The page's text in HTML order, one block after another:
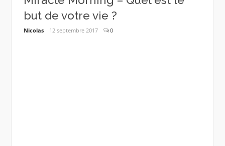
but de votre vie ?
Nicolas 12 septembre 2017 0